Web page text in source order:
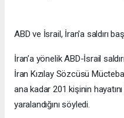
ABD ve İsrail, İran'a saldırı
İran’a yönelik ABD-İsrail
İran Kızılay Sözcüsü
ana kadar 201 kişinin
yaralandığını söyledi.